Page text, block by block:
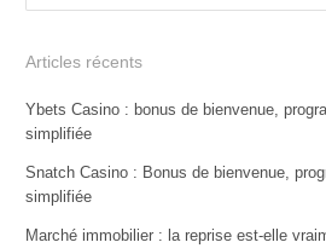
Articles récents
Ybets Casino : bonus de bienvenue,
simplifiée
Snatch Casino : Bonus de bienvenue,
simplifiée
Marché immobilier : la reprise est-elle